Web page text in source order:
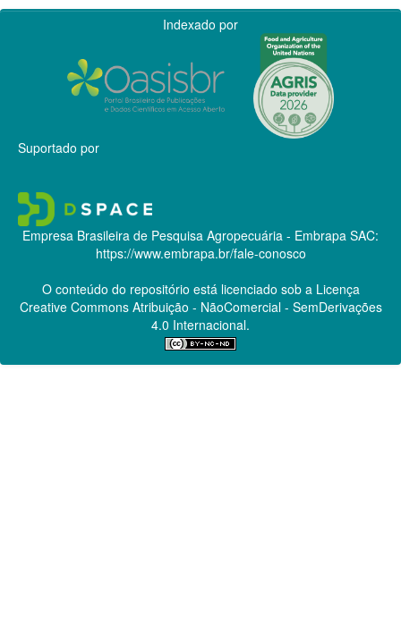
Indexado por
Suportado por
Empresa Brasileira de Pesquisa Agropecuária - Embrapa SAC:
https://www.embrapa.br/fale-conosco
O conteúdo do repositório está licenciado sob a Licença
Creative CommonsAtribuição - NãoComercial - SemDerivações
4.0 Internacional.